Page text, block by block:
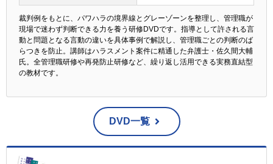
裁判例をもとに、パワハラの境界線とグレーゾーンを整理し、管理職が
現場で迷わず判断できる力を養う研修DVDです。指導として許される言
動と問題となる言動の違いを具体事例で解説し、管理職ごとの判断のば
らつきを防止。講師はハラスメント案件に精通した弁護士・佐久間大輔
氏。全管理職研修や再発防止研修など、繰り返し活用できる実務直結型
の教材です。
DVD一覧